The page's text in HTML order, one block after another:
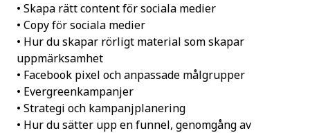
• Skapa rätt content för sociala medier
• Copy för sociala medier
• Hur du skapar rörligt material som skapar
uppmärksamhet
• Facebook pixel och anpassade målgrupper
• Evergreenkampanjer
• Strategi och kampanjplanering
• Hur du sätter upp en funnel, genomgång av